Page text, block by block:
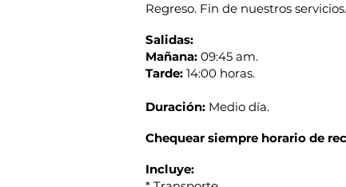
Regreso. Fin de nuestros servicios.
Salidas:
Mañana: 09:45 am.
Tarde: 14:00 horas.
Duración: Medio día.
Chequear siempre horario de
Incluye: